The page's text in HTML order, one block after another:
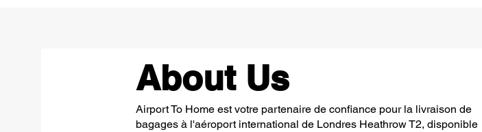
About Us
Airport To Home est votre partenaire de confiance pour la livraison de
bagages à l'aéroport international de Londres Heathrow T2, disponible